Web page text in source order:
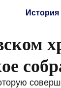
История